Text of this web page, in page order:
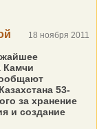
18 ноября 2011
Камчи
53-
за хранение
и создание